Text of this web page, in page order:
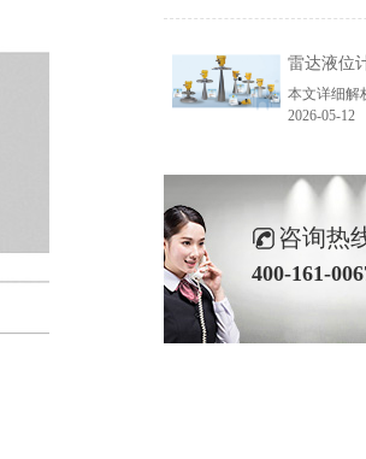
2026-05-12
咨询热
400-161-